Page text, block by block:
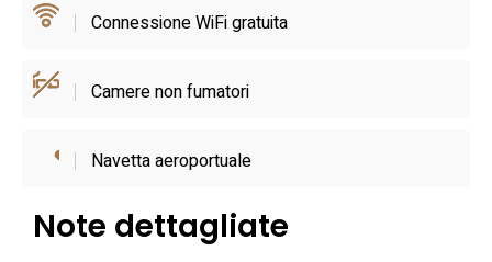
La struttura accoglie animali domestici e dispone di servizi
noleggio auto o biciclette tramite la reception, informazioni
utili per pianificare visite nel territorio circostante.
Connessione WiFi gratuita
Camere non fumatori
Navetta aeroportuale
Note dettagliate